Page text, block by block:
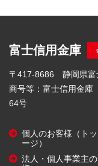
富士信用金庫
〒417-8686 静岡県富
商号等：富士信用金
64号
個人のお客様（ト
ージ）
法人・個人事業主